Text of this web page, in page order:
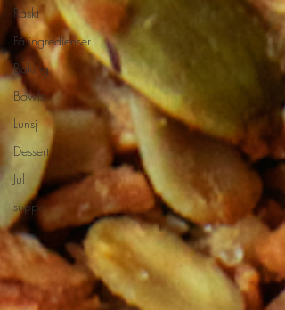
Raskt
Få ingredienser
Baking
Bowls
Lunsj
Dessert
Jul
suppe